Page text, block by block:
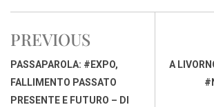
c
b
o
o
k
a
s
A
p
p
n
d
I
n
r
a
p
i
i
PREVIOUS
PASSAPAROLA: #EXPO,
FALLIMENTO PASSATO
PRESENTE E FUTURO – DI
A